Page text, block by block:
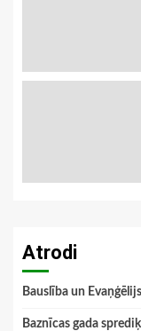
Atrodi
Bauslība un Evaņģēlijs
Baznīcas gada